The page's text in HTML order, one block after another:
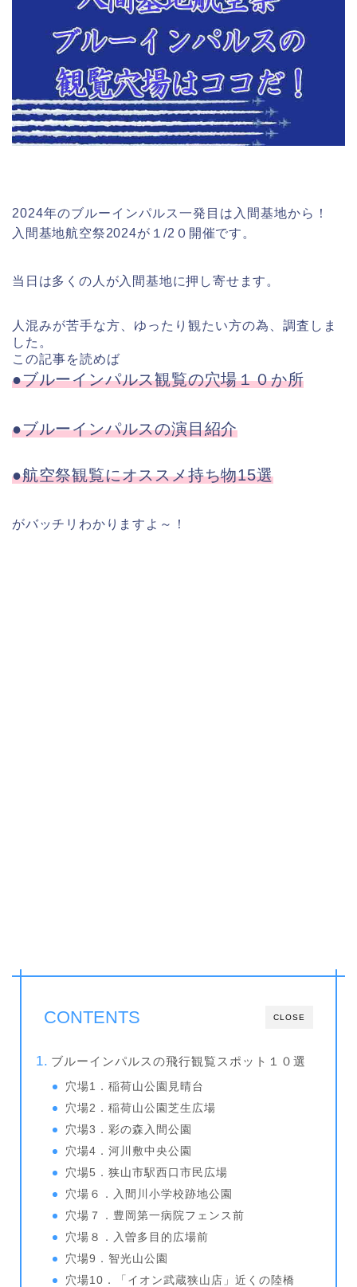
2024年のブルーインパルス一発目は入間基地から！
入間基地航空祭2024が１/2０開催です。
当日は多くの人が入間基地に押し寄せます。
人混みが苦手な方、ゆったり観たい方の為、調査しま
した。
この記事を読めば
●ブルーインパルス観覧の穴場１０か所
●ブルーインパルスの演目紹介
●航空祭観覧にオススメ持ち物15選
がバッチリわかりますよ～！
CLOSE
CONTENTS
ブルーインパルスの飛行観覧スポット１０選
穴場1．稲荷山公園見晴台
穴場2．稲荷山公園芝生広場
穴場3．彩の森入間公園
穴場4．河川敷中央公園
穴場5．狭山市駅西口市民広場
穴場６．入間川小学校跡地公園
穴場７．豊岡第一病院フェンス前
穴場８．入曽多目的広場前
穴場9．智光山公園
穴場10．「イオン武蔵狭山店」近くの陸橋